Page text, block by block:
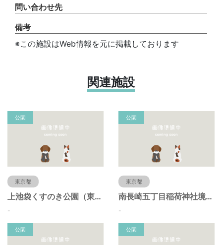
問い合わせ先
備考
※この施設はWeb情報を元に掲載しております
関連施設
公園
東京都
上池袋くすのき公園（東京都豊島区）
-
公園
東京都
南長崎五丁目稲荷神社境内仮児童遊園（東京都豊島区）
-
公園 公園